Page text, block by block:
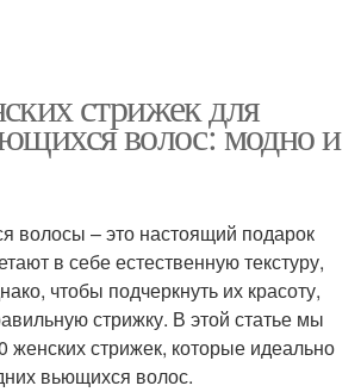
стрижек для
волос: модно и
волосы – это настоящий подарок
в себе естественную текстуру,
чтобы подчеркнуть их красоту,
стрижку. В этой статье мы
женских стрижек, которые идеально
вьющихся волос.